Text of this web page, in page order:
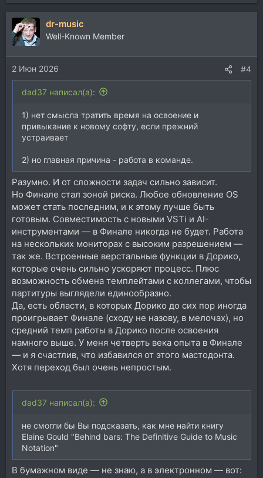
dr-music
Well-Known Member
2 Июн 2026 #4
dad37 написал(а):
1) нет смысла тратить время на освоение и
привыкание к новому софту, если прежний
устраивает
2) но главная причина - работа в команде.
Разумно. И от сложности задач сильно зависит.
Но Финале стал зоной риска. Любое обновление OS
может стать последним, и к этому лучше быть
готовым. Совместимость с новыми VSTi и AI-
инструментами — в Финале никогда не будет. Работа
на нескольких мониторах с высоким разрешением —
так же. Встроенные верстальные функции в Дорико,
которые очень сильно ускоряют процесс. Плюс
возможность обмена темплейтами с коллегами, чтобы
партитуры выглядели единообразно.
Да, есть области, в которых Дорико до сих пор иногда
проигрывает Финале (сходу не назову, в мелочах), но
средний темп работы в Дорико после освоения
намного выше. У меня четверть века опыта в Финале
— и я счастлив, что избавился от этого мастодонта.
Хотя переход был очень непростым.
dad37 написал(а):
не смогли бы Вы подсказать, как мне найти книгу
Elaine Gould "Behind bars: The Definitive Guide to Music
Notation"
В бумажном виде — не знаю, а в электронном — вот: